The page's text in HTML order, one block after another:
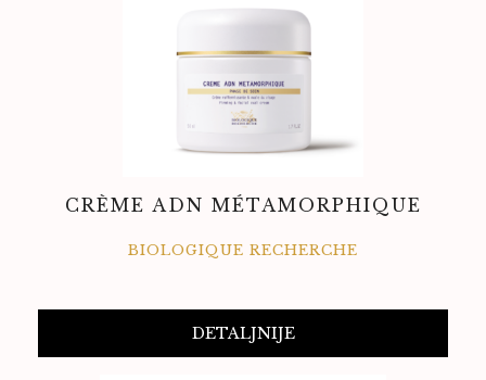
CRÈME ADN MÉTAMORPHIQUE
BIOLOGIQUE RECHERCHE
DETALJNIJE